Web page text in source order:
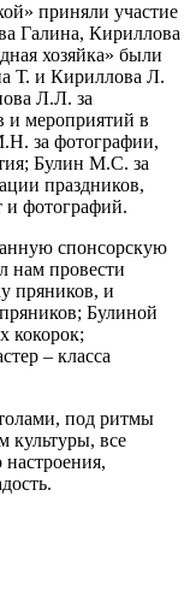
приняли участие
Галина, Кириллова
хозяйка» были
Т. и Кириллова Л.
Л.Л. за
и мероприятий в
за фотографии,
Булин М.С. за
праздников,
и фотографий.
спонсорскую
нам провести
пряников, и
Булиной
кокорок;
– класса
под ритмы
культуры, все